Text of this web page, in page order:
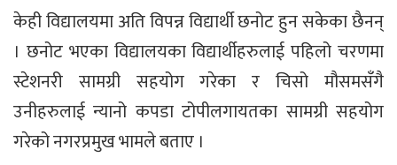
केही विद्यालयमा अति विपन्न विद्यार्थी छनोट हुन सकेका छैनन्
। छनोट भएका विद्यालयका विद्यार्थीहरुलाई पहिलो चरणमा
स्टेशनरी सामग्री सहयोग गरेका र चिसो मौसमसँगै
उनीहरुलाई न्यानो कपडा टोपीलगायतका सामग्री सहयोग
गरेको नगरप्रमुख भामले बताए ।